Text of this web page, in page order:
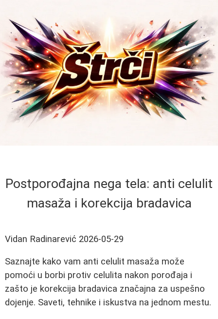
Postporođajna nega tela: anti celulit
masaža i korekcija bradavica
Vidan Radinarević 2026-05-29
Saznajte kako vam anti celulit masaža može
pomoći u borbi protiv celulita nakon porođaja i
zašto je korekcija bradavica značajna za uspešno
dojenje. Saveti, tehnike i iskustva na jednom mestu.